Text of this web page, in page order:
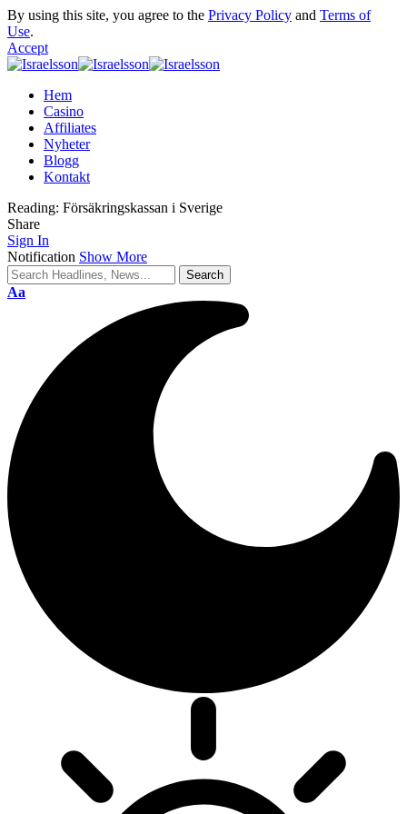
By using this site, you agree to the Privacy Policy and Terms of
Use.
Accept
Hem
Casino
Affiliates
Nyheter
Blogg
Kontakt
Reading: Försäkringskassan i Sverige
Share
Sign In
Notification Show More
Aa